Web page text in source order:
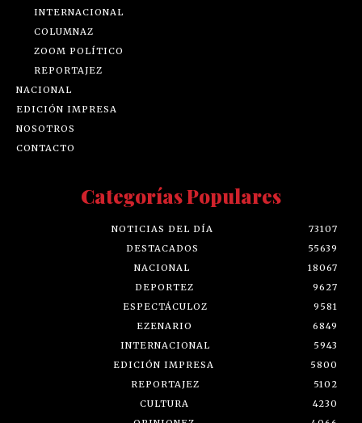
INTERNACIONAL
COLUMNAZ
ZOOM POLÍTICO
REPORTAJEZ
NACIONAL
EDICIÓN IMPRESA
NOSOTROS
CONTACTO
Categorías Populares
NOTICIAS DEL DÍA
73107
DESTACADOS
55639
NACIONAL
18067
DEPORTEZ
9627
ESPECTÁCULOZ
9581
EZENARIO
6849
INTERNACIONAL
5943
EDICIÓN IMPRESA
5800
REPORTAJEZ
5102
CULTURA
4230